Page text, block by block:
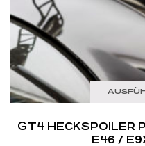
GT4 HECKSPOILER
E46 /